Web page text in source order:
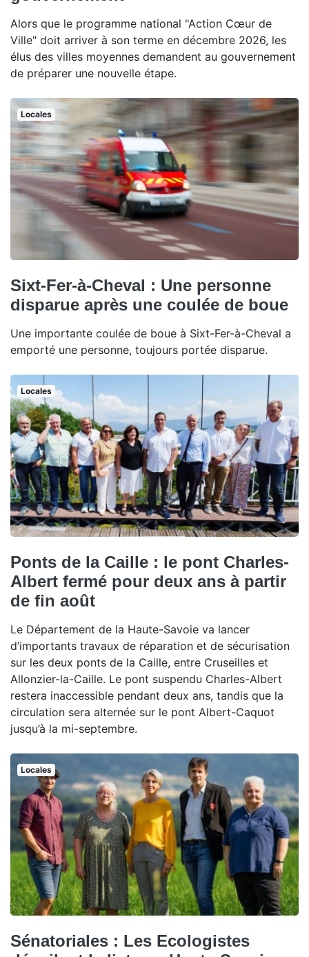
Alors que le programme national "Action Cœur de
Ville" doit arriver à son terme en décembre 2026, les
élus des villes moyennes demandent au gouvernement
de préparer une nouvelle étape.
Locales
Sixt-Fer-à-Cheval : Une personne
disparue après une coulée de boue
Une importante coulée de boue à Sixt-Fer-à-Cheval a
emporté une personne, toujours portée disparue.
Locales
Ponts de la Caille : le pont Charles-
Albert fermé pour deux ans à partir
de fin août
Le Département de la Haute-Savoie va lancer
d’importants travaux de réparation et de sécurisation
sur les deux ponts de la Caille, entre Cruseilles et
Allonzier-la-Caille. Le pont suspendu Charles-Albert
restera inaccessible pendant deux ans, tandis que la
circulation sera alternée sur le pont Albert-Caquot
jusqu’à la mi-septembre.
Locales
Sénatoriales : Les Ecologistes